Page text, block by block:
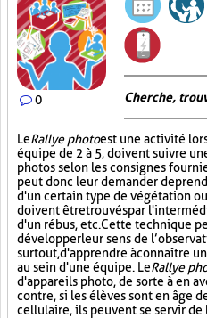
0 Cherche,
LeRallye photoest une activité
équipe de 2 à 5, doivent suivre
photos selon les consignes
peut donc leur demander de
d'un certain type de végétation
doivent être trouvés par
d'un rébus, etc. Cette technique
développer leur sens de
surtout, d'apprendre à connaître
au sein d'une équipe. LeRallye
d'appareils photo, de sorte à en
contre, si les élèves sont en âge
cellulaire, ils peuvent se servir